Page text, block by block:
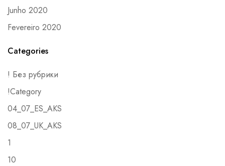
Junho 2020
Fevereiro 2020
Categories
! Без рубрики
!Category
04_07_ES_AKS
08_07_UK_AKS
1
10